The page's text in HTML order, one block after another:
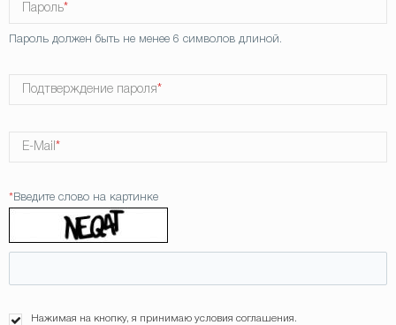
Пароль*
Пароль должен быть не менее 6 символов длиной.
Подтверждение пароля*
E-Mail *
*Введите слово на картинке
Нажимая на кнопку, я принимаю условия соглашения.